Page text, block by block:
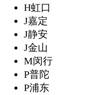
H虹口
J嘉定
J静安
J金山
M闵行
P普陀
P浦东